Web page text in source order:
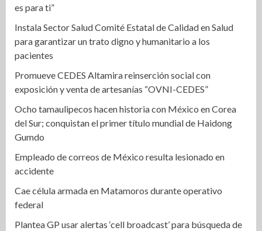
es para ti”
Instala Sector Salud Comité Estatal de Calidad en Salud
para garantizar un trato digno y humanitario a los
pacientes
Promueve CEDES Altamira reinserción social con
exposición y venta de artesanías “OVNI-CEDES”
Ocho tamaulipecos hacen historia con México en Corea
del Sur; conquistan el primer título mundial de Haidong
Gumdo
Empleado de correos de México resulta lesionado en
accidente
Cae célula armada en Matamoros durante operativo
federal
Plantea GP usar alertas ‘cell broadcast’ para búsqueda de